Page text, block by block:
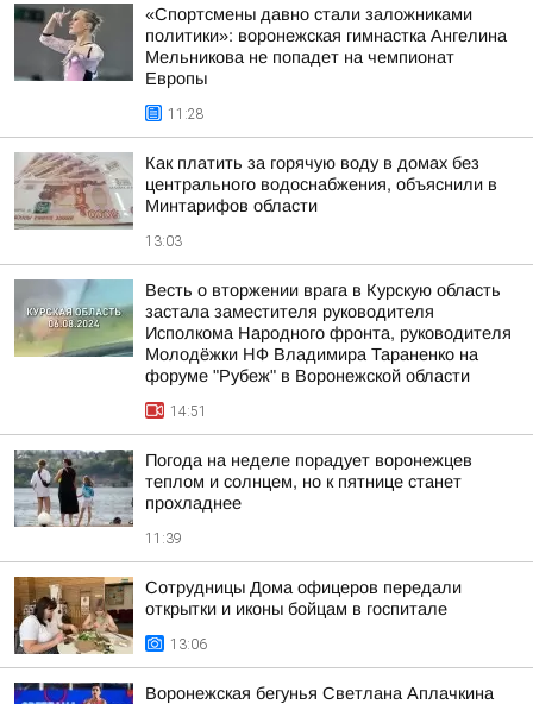
«Спортсмены давно стали заложниками
политики»: воронежская гимнастка Ангелина
Мельникова не попадет на чемпионат
Европы
11:28
Как платить за горячую воду в домах без
центрального водоснабжения, объяснили в
Минтарифов области
13:03
Весть о вторжении врага в Курскую область
застала заместителя руководителя
Исполкома Народного фронта, руководителя
Молодёжки НФ Владимира Тараненко на
форуме "Рубеж" в Воронежской области
14:51
Погода на неделе порадует воронежцев
теплом и солнцем, но к пятнице станет
прохладнее
11:39
Сотрудницы Дома офицеров передали
открытки и иконы бойцам в госпитале
13:06
Воронежская бегунья Светлана Аплачкина